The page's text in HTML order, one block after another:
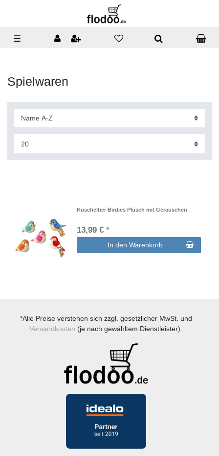
☰
Spielwaren
Kuscheltier Birdies Plüsch mit Geräuschen
13,99 € *
In den Warenkorb
*Alle Preise verstehen sich zzgl. gesetzlicher MwSt. und
Versandkosten (je nach gewähltem Dienstleister).